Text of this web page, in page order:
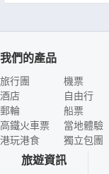
我們的產品
旅行團
酒店
郵輪
高鐵火車票
港玩港食
機票
自由行
船票
當地體驗
獨立包團
旅遊資訊